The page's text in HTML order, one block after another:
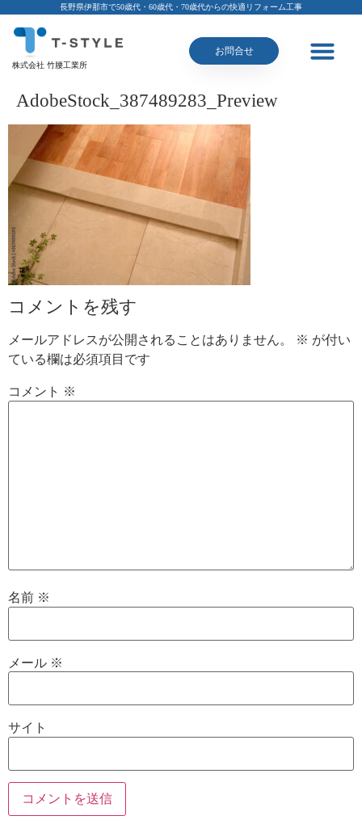
長野県伊那市で50歳代・60歳代・70歳代からの快適リフォーム工事
株式会社 竹腰工業所
お問合せ
AdobeStock_387489283_Preview
コメントを残す
メールアドレスが公開されることはありません。 ※ が付い
ている欄は必須項目です
コメント ※
名前 ※
メール ※
サイト